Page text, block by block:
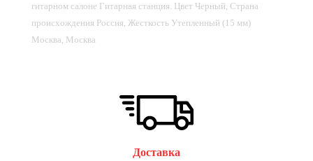
гитарном салоне Гитарная станция. Цвет Черный, Страна
происхождения Россия, Жесткость Утепленный (15 мм)
Москва, Москва
Доставка